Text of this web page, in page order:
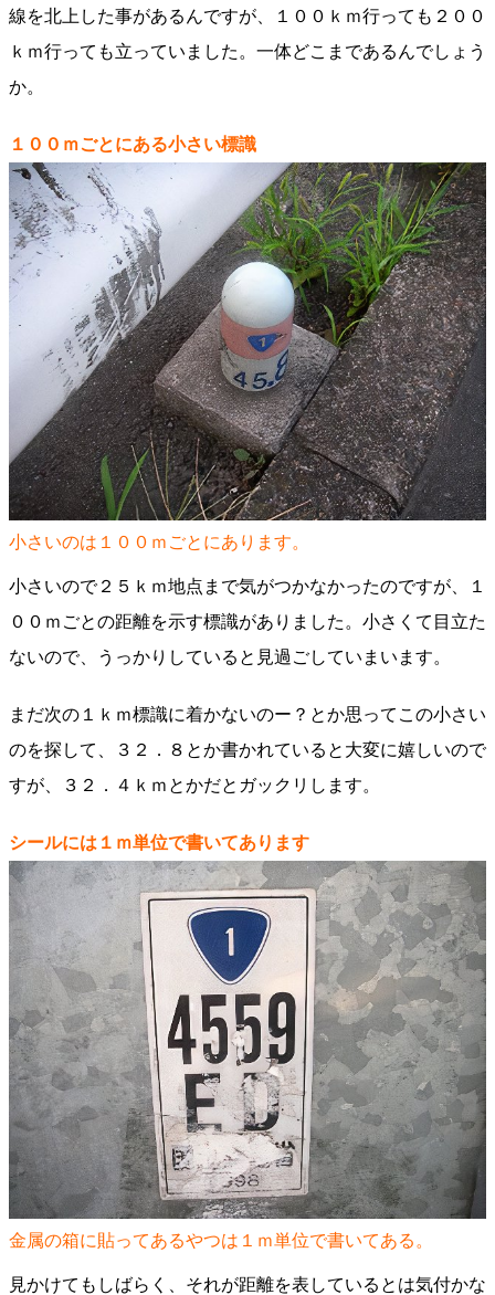
線を北上した事があるんですが、１００ｋｍ行っても２００
ｋｍ行っても立っていました。一体どこまであるんでしょう
か。
１００ｍごとにある小さい標識
小さいのは１００ｍごとにあります。
小さいので２５ｋｍ地点まで気がつかなかったのですが、１
００ｍごとの距離を示す標識がありました。小さくて目立た
ないので、うっかりしていると見過ごしていまいます。
まだ次の１ｋｍ標識に着かないのー？とか思ってこの小さい
のを探して、３２．８とか書かれていると大変に嬉しいので
すが、３２．４ｋｍとかだとガックリします。
シールには１ｍ単位で書いてあります
金属の箱に貼ってあるやつは１ｍ単位で書いてある。
見かけてもしばらく、それが距離を表しているとは気付かな